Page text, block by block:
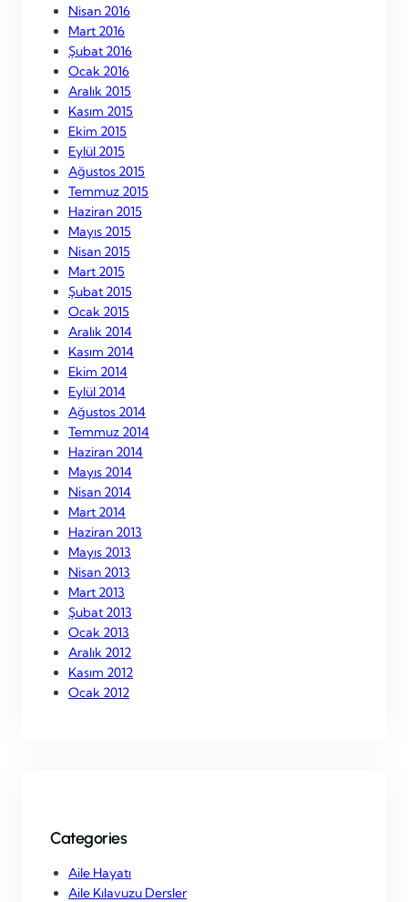
Nisan 2016
Mart 2016
Şubat 2016
Ocak 2016
Aralık 2015
Kasım 2015
Ekim 2015
Eylül 2015
Ağustos 2015
Temmuz 2015
Haziran 2015
Mayıs 2015
Nisan 2015
Mart 2015
Şubat 2015
Ocak 2015
Aralık 2014
Kasım 2014
Ekim 2014
Eylül 2014
Ağustos 2014
Temmuz 2014
Haziran 2014
Mayıs 2014
Nisan 2014
Mart 2014
Haziran 2013
Mayıs 2013
Nisan 2013
Mart 2013
Şubat 2013
Ocak 2013
Aralık 2012
Kasım 2012
Ocak 2012
Categories
Aile Hayatı
Aile Kılavuzu Dersler